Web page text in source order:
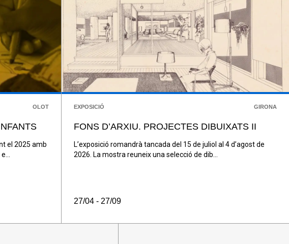
OLOT
el 2025 amb
EXPOSICIÓ GIRONA
FONS D’ARXIU. PROJECTES DIBUIXATS II
L’exposició romandrà tancada del 15 de juliol al 4 d’agost de
2026. La mostra reuneix una selecció de dib...
27/04 - 27/09